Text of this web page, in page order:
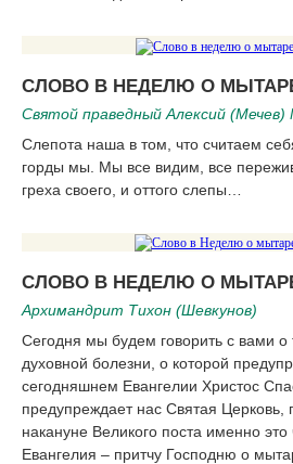
СЛОВО В НЕДЕЛЮ О
Святой праведный Алексий (Мечев)
Слепота наша в том, что считаем
горды мы. Мы все видим, все
греха своего, и оттого слепы…
СЛОВО В НЕДЕЛЮ О
Архимандрит Тихон (Шевкунов)
Сегодня мы будем говорить с вами
духовной болезни, о которой
сегодняшнем Евангелии Христос
предупреждает нас Святая Церковь,
накануне Великого поста именно это
Евангелия – притчу Господню о